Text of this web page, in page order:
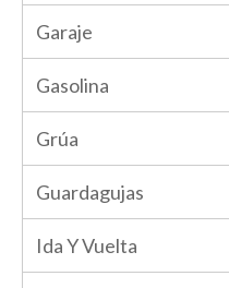
Garaje
Gasolina
Grúa
Guardagujas
Ida Y Vuelta